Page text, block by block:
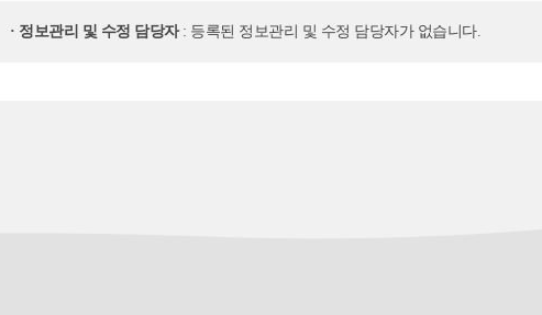
· 정보관리 및 수정 담당자: 등록된 정보관리 및 수정 담당자가 없습니다.